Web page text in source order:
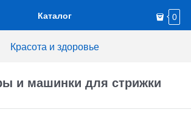
Каталог 0
Красота и здоровье
и машинки для стрижки